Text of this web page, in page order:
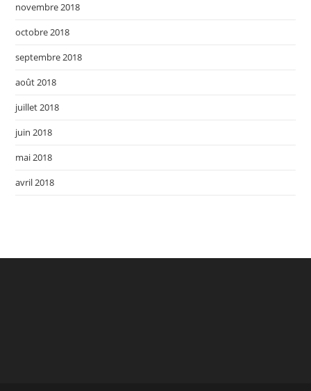
novembre 2018
octobre 2018
septembre 2018
août 2018
juillet 2018
juin 2018
mai 2018
avril 2018